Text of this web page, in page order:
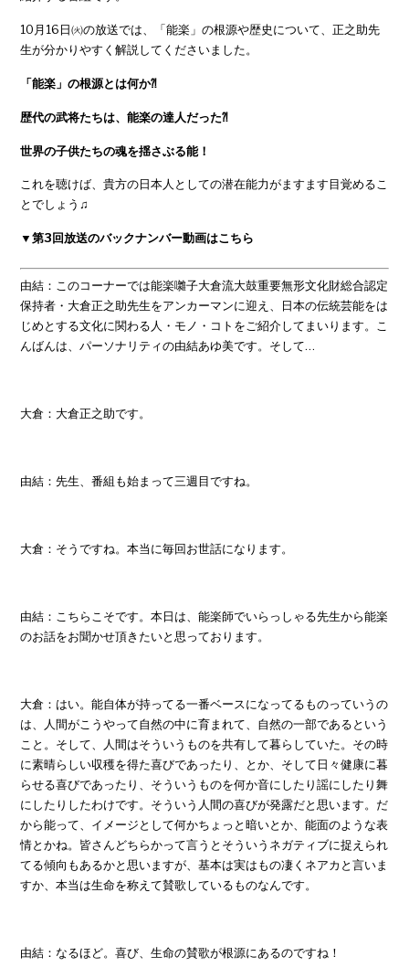
10月16日㈫の放送では、「能楽」の根源や歴史について、正之助先
生が分かりやすく解説してくださいました。
「能楽」の根源とは何か⁈
歴代の武将たちは、能楽の達人だった⁈
世界の子供たちの魂を揺さぶる能！
これを聴けば、貴方の日本人としての潜在能力がますます目覚めるこ
とでしょう♫
▼第3回放送のバックナンバー動画はこちら
由結：このコーナーでは能楽囃子大倉流大鼓重要無形文化財総合認定
保持者・大倉正之助先生をアンカーマンに迎え、日本の伝統芸能をは
じめとする文化に関わる人・モノ・コトをご紹介してまいります。こ
んばんは、パーソナリティの由結あゆ美です。そして…
大倉：大倉正之助です。
由結：先生、番組も始まって三週目ですね。
大倉：そうですね。本当に毎回お世話になります。
由結：こちらこそです。本日は、能楽師でいらっしゃる先生から能楽
のお話をお聞かせ頂きたいと思っております。
大倉：はい。能自体が持ってる一番ベースになってるものっていうの
は、人間がこうやって自然の中に育まれて、自然の一部であるという
こと。そして、人間はそういうものを共有して暮らしていた。その時
に素晴らしい収穫を得た喜びであったり、とか、そして日々健康に暮
らせる喜びであったり、そういうものを何か音にしたり謡にしたり舞
にしたりしたわけです。そういう人間の喜びが発露だと思います。だ
から能って、イメージとして何かちょっと暗いとか、能面のような表
情とかね。皆さんどちらかって言うとそういうネガティブに捉えられ
てる傾向もあるかと思いますが、基本は実はもの凄くネアカと言いま
すか、本当は生命を称えて賛歌しているものなんです。
由結：なるほど。喜び、生命の賛歌が根源にあるのですね！